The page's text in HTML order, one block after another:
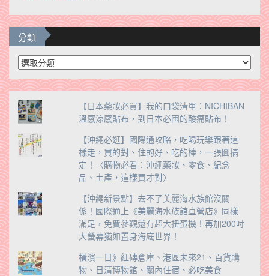
分類
分
類
【日本藥妝必買】我的口袋清單：NICHIBAN
溫感涼感貼布，到日本必囤的酸痛貼布！
【沖繩必逛】國際通攻略，吃喝玩樂跟著這
樣走，買的對、住的好、吃的棒，一張圖搞
定！〈購物必看：沖繩藥妝、零食、紀念
品、土產，這樣買才對〉
【沖繩新景點】去不了美麗海水族館沒關
係！國際通上《美麗海水族館直營店》同樣
滿足，免費參觀還有超大扭蛋機！再加200吋
大螢幕猶如置身海底世界！
橫濱一日》紅磚倉庫、港區未來21、百貨購
物、日清博物館、關內住宿、必吃美食